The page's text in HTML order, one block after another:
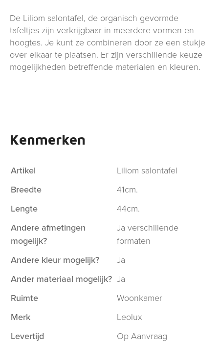
De Liliom salontafel, de organisch gevormde
tafeltjes zijn verkrijgbaar in meerdere vormen en
hoogtes. Je kunt ze combineren door ze een stukje
over elkaar te plaatsen. Er zijn verschillende keuze
mogelijkheden betreffende materialen en kleuren.
Kenmerken
Artikel
Liliom salontafel
Breedte
41cm.
Lengte
44cm.
Andere afmetingen
mogelijk?
Ja verschillende
formaten
Andere kleur mogelijk?
Ja
Ander materiaal mogelijk? Ja
Ruimte
Woonkamer
Merk
Leolux
Levertijd
Op Aanvraag